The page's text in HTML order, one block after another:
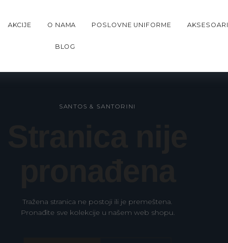
AKCIJE O NAMA POSLOVNE UNIFORME AKSESOARI
BLOG
SANTOS & SANTORINI
Tražena stranica ne postoji ili je premeštena.
Pronađite sve kolekcije u našem web shopu.